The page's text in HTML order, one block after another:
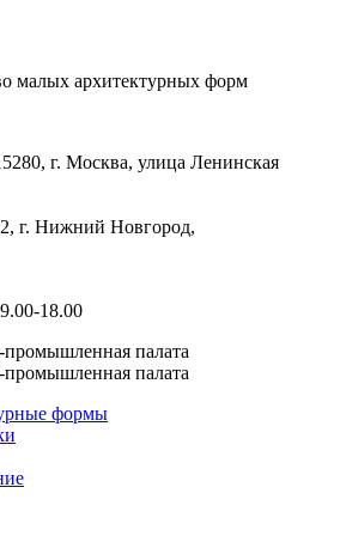
малых архитектурных форм
г. Москва, улица Ленинская
г. Нижний Новгород,
18.00
формы